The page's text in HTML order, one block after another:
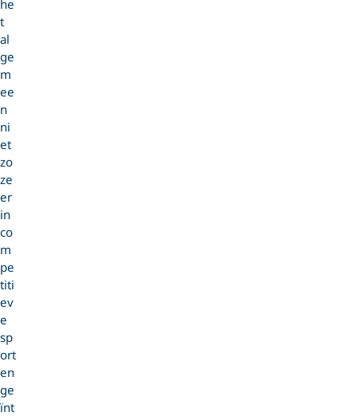
he
t
al
ge
m
ee
n
ni
et
zo
ze
er
in
co
m
pe
titi
ev
e
sp
ort
en
ge
ïnt